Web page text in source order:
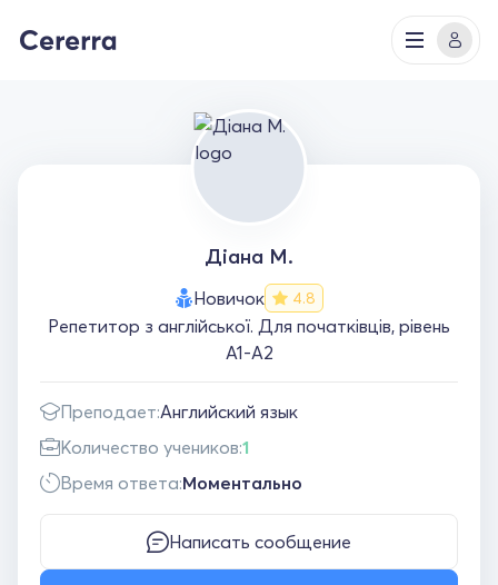
Діана М.
Новичок 4.8
Репетитор з англійської. Для початківців, рівень
А1-А2
Преподает:Английский язык
Количество учеников:1
Время ответа:Моментально
Написать сообщение